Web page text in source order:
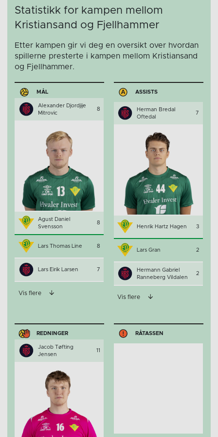
Statistikk for kampen mellom
Kristiansand og Fjellhammer
Etter kampen gir vi deg en oversikt over hvordan
spillerne presterte i kampen mellom Kristiansand
og Fjellhammer.
MÅL
Alexander Djordjije
Mitrovic
8
Agust Daniel
Svensson
8
Lars Thomas Line 8
Lars Eirik Larsen 7
Vis flere
ASSISTS
Herman Bredal
Oftedal
7
Henrik Hartz Hagen 3
Lars Gran 2
Hermann Gabriel
Ranneberg Vildalen
2
Vis flere
REDNINGER
Jacob Tøfting
Jensen
11
RÅTASSEN